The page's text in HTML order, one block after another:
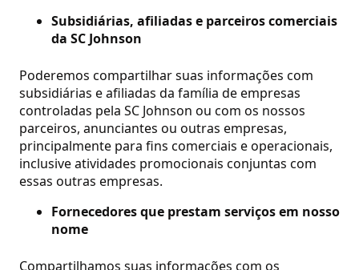
Subsidiárias, afiliadas e parceiros comerciais
da SC Johnson
Poderemos compartilhar suas informações com
subsidiárias e afiliadas da família de empresas
controladas pela SC Johnson ou com os nossos
parceiros, anunciantes ou outras empresas,
principalmente para fins comerciais e operacionais,
inclusive atividades promocionais conjuntas com
essas outras empresas.
Fornecedores que prestam serviços em nosso
nome
Compartilhamos suas informações com os